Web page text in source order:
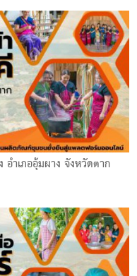
าเภออุ้มผาง จังหวัดตาก